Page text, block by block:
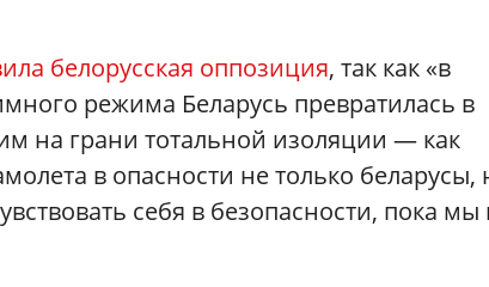
белорусская оппозиция, так как «в
режима Беларусь превратилась в
на грани тотальной изоляции — как
в опасности не только беларусы,
себя в безопасности, пока мы